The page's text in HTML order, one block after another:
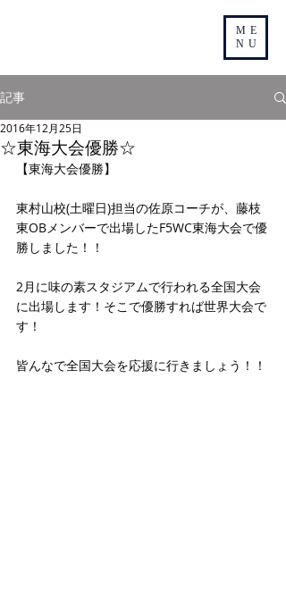
ME
NU
記事
☆東海大会優勝☆
2016年12月25日
【東海大会優勝】
東村山校(土曜日)担当の佐原コーチが、藤枝
東OBメンバーで出場したF5WC東海大会で優
勝しました！！
2月に味の素スタジアムで行われる全国大会
に出場します！そこで優勝すれば世界大会で
す！
皆んなで全国大会を応援に行きましょう！！